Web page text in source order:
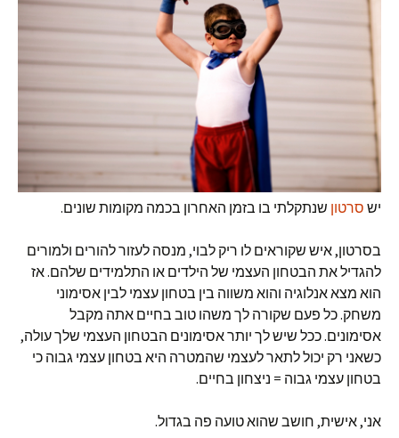
יש סרטון שנתקלתי בו בזמן האחרון בכמה מקומות שונים.
בסרטון, איש שקוראים לו ריק לבוי, מנסה לעזור להורים ולמורים
להגדיל את הבטחון העצמי של הילדים או התלמידים שלהם. אז
הוא מצא אנלוגיה והוא משווה בין בטחון עצמי לבין אסימוני
משחק. כל פעם שקורה לך משהו טוב בחיים אתה מקבל
אסימונים. ככל שיש לך יותר אסימונים הבטחון העצמי שלך עולה,
כשאני רק יכול לתאר לעצמי שהמטרה היא בטחון עצמי גבוה כי
בטחון עצמי גבוה = ניצחון בחיים.
אני, אישית, חושב שהוא טועה פה בגדול.